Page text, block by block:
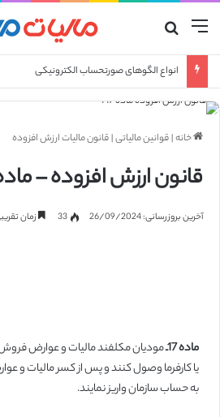
انواع الگوهای صورتحساب الکترونیکی
خانه|قوانین مالیاتی|قانون مالیات ارزش افزوده
قانون ارزش افزوده – ماده
آخرین بروزرسانی: 26/09/2024 33 زمان تقریبی
ماده17ـمودیان مکلفند مالیات و عوارض فروش
یا کارفرما وصول کنند و پس از کسر مالیات و
به حساب‌ سازمان واریز نمایند.